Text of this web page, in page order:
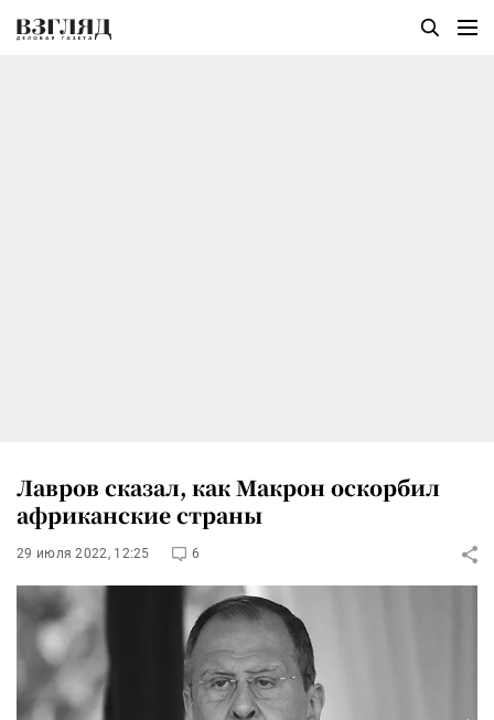
Лавров сказал, как Макрон оскорбил
африканские страны
29 июля 2022, 12:25 6